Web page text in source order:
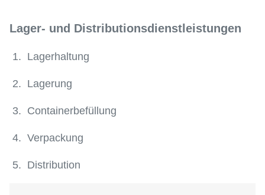
Lager- und Distributionsdienstleistungen
1. Lagerhaltung
2. Lagerung
3. Containerbefüllung
4. Verpackung
5. Distribution